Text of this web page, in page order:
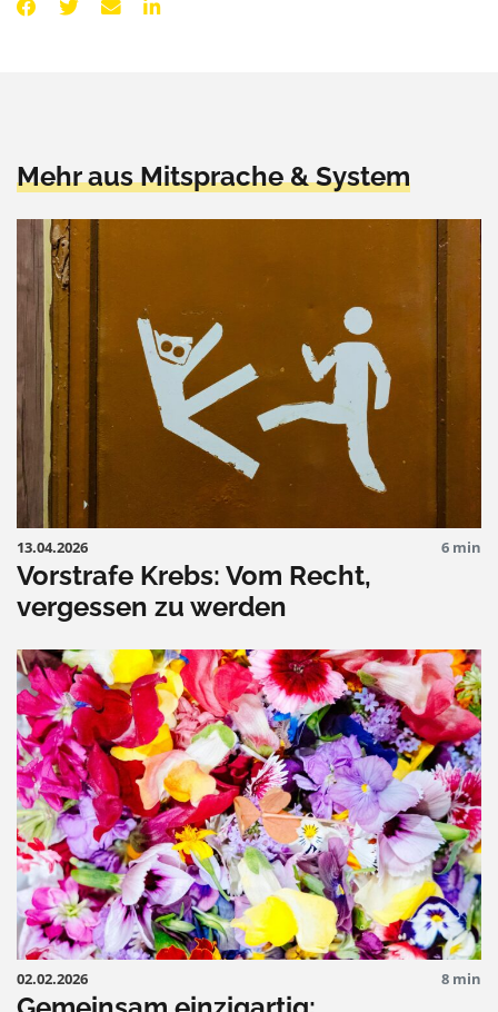
Mehr aus Mitsprache & System
13.04.2026 6 min
Vorstrafe Krebs: Vom Recht,
vergessen zu werden
02.02.2026 8 min